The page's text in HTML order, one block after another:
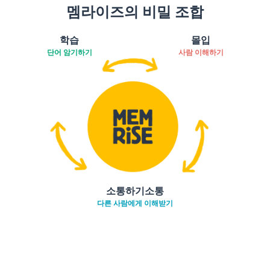
멤라이즈의 비밀 조합
학습
단어 암기하기
몰입
사람 이해하기
소통하기소통
다른 사람에게 이해받기